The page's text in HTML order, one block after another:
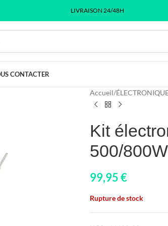
LIVRAISON 24/48H
CONTACTER
Accueil/
Kit
500/800W
99,95€
Rupture de stock